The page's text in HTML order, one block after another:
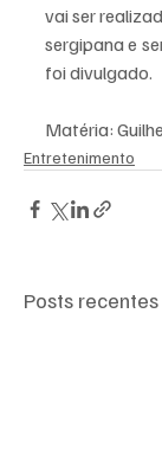
vai ser
sergipana e
foi divulgado.
Matéria:
Entretenimento
Posts recentes